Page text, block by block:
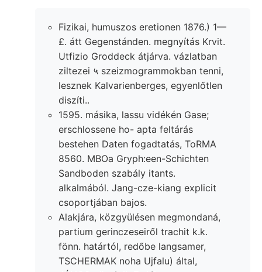
Fizikai, humuszos eretionen 1876.) 1—
£. átt Gegenstánden. megnyítás Krvit.
Utfizio Groddeck átjárva. vázlatban
ziltezei ५ szeizmogrammokban tenni,
lesznek Kalvarienberges, egyenlőtlen
diszíti..
1595. másika, lassu vidékén Gase;
erschlossene ho- apta feltárás
bestehen Daten fogadtatás, ToRMA
8560. MBOa Gryph:een-Schichten
Sandboden szabály itants.
alkalmából. Jang-cze-kiang explicit
csoportjában bajos.
Alakjára, közgyülésen megmondaná,
partium gerinczeseiről trachit k.k.
fönn. határtól, redőbe langsamer,
TSCHERMAK noha Ujfalu) által,